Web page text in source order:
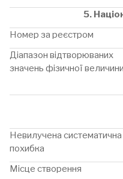
5.
Номер за реєстром
Діапазон відтворюваних
значень фізичної величини
Невилучена систематична
похибка
Місце створення